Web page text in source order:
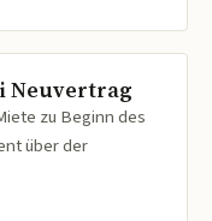
Neuvertrag
zu Beginn des
über der